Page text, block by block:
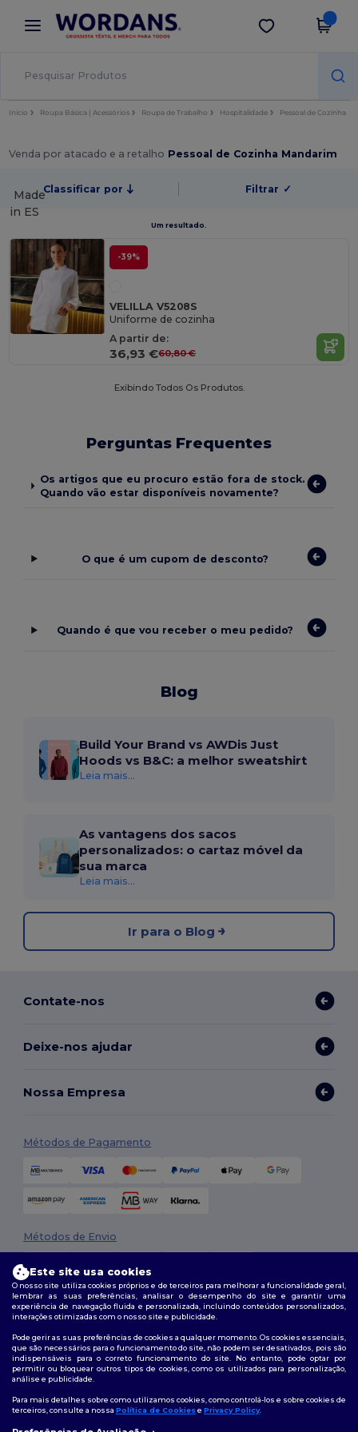
× App Wordans
Melhores preços na app!
Obter app
Início Roupa Básica | Acessórios Roupa de Trabalho Hospitalidade Pessoal de Cozinha
Venda por atacado e a retalho Pessoal de Cozinha Mandarim
Classificar por Filtrar ✓
Um resultado.
Made
in ES
-39%
VELILLA V5208S
Uniforme de cozinha
A partir de:
36,93 €60,80 €
Exibindo Todos Os Produtos.
Perguntas Frequentes
Os artigos que eu procuro estão fora de stock.
Quando vão estar disponíveis novamente?
O que é um cupom de desconto?
Quando é que vou receber o meu pedido?
Blog
Build Your Brand vs AWDis Just
Hoods vs B&C: a melhor sweatshirt
Leia mais...
As vantagens dos sacos
personalizados: o cartaz móvel da
sua marca
Leia mais...
Ir para o Blog
Contate-nos
Deixe-nos ajudar
Nossa Empresa
Métodos de Pagamento
Métodos de Envio
2026. Todos os direitos reservados
Siga-nos
Este site usa cookies
O nosso site utiliza cookies próprios e de terceiros para melhorar a funcionalidade geral,
lembrar as suas preferências, analisar o desempenho do site e garantir uma
experiência de navegação fluida e personalizada, incluindo conteúdos personalizados,
interações otimizadas com o nosso site e publicidade.
Pode gerir as suas preferências de cookies a qualquer momento. Os cookies essenciais,
que são necessários para o funcionamento do site, não podem ser desativados, pois são
indispensáveis para o correto funcionamento do site. No entanto, pode optar por
permitir ou bloquear outros tipos de cookies, como os utilizados para personalização,
análise e publicidade.
Para mais detalhes sobre como utilizamos cookies, como controlá-los e sobre cookies de
terceiros, consulte a nossa Política de Cookiese Privacy Policy.